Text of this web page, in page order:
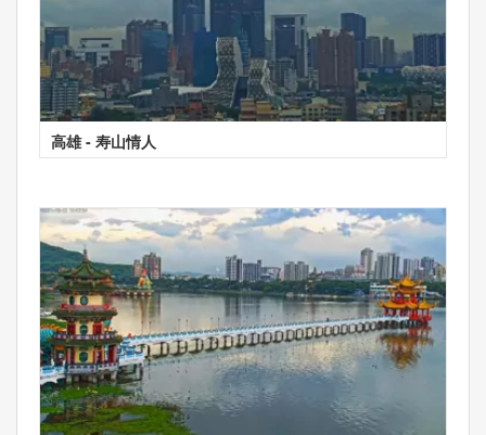
高雄 - 寿山情人